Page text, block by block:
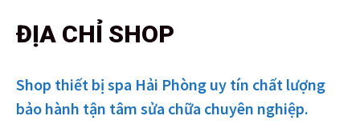
ĐỊA CHỈ SHOP
Shop thiết bị spa Hải Phòng uy tín chất lượng
bảo hành tận tâm sửa chữa chuyên nghiệp.